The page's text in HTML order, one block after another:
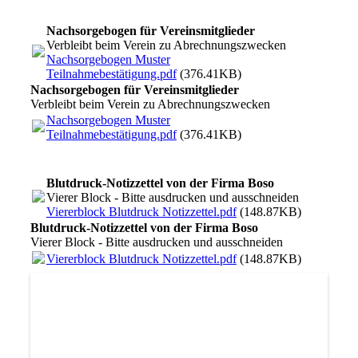
Nachsorgebogen für Vereinsmitglieder
Verbleibt beim Verein zu Abrechnungszwecken
Nachsorgebogen Muster
Teilnahmebestätigung.pdf(376.41KB)
Nachsorgebogen für Vereinsmitglieder
Verbleibt beim Verein zu Abrechnungszwecken
Nachsorgebogen Muster
Teilnahmebestätigung.pdf(376.41KB)
Blutdruck-Notizzettel von der Firma Boso
Vierer Block - Bitte ausdrucken und ausschneiden
Viererblock Blutdruck Notizzettel.pdf(148.87KB)
Blutdruck-Notizzettel von der Firma Boso
Vierer Block - Bitte ausdrucken und ausschneiden
Viererblock Blutdruck Notizzettel.pdf(148.87KB)